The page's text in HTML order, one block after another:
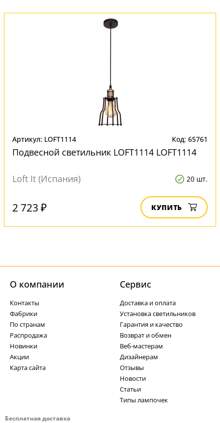
Артикул: LOFT1114 Код: 65761
Подвесной светильник LOFT1114 LOFT1114
Loft It (Испания) 20 шт.
2 723 ₽ КУПИТЬ
Бесплатная доставка
О компании
Контакты
Фабрики
По странам
Распродажа
Новинки
Акции
Карта сайта
Cервис
Доставка и оплата
Установка светильников
Гарантия и качество
Возврат и обмен
Веб-мастерам
Дизайнерам
Отзывы
Новости
Статьи
Типы лампочек